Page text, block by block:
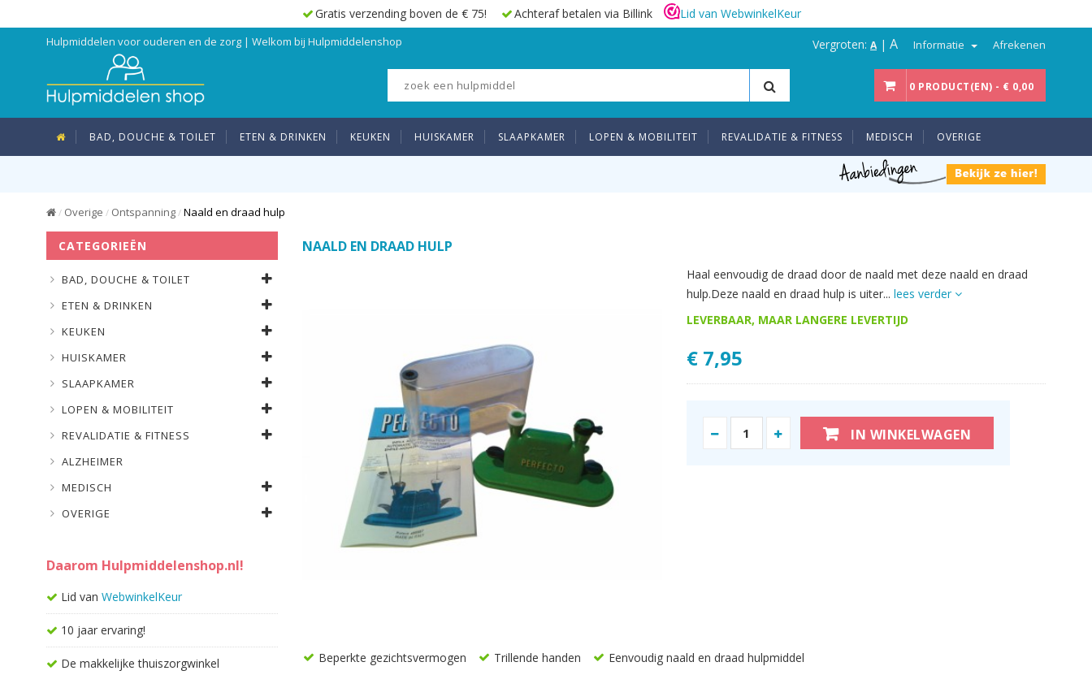
Gratis verzending boven de € 75! Achteraf betalen via Billink Lid van WebwinkelKeur
Hulpmiddelen voor ouderen en de zorg | Welkom bij Hulpmiddelenshop Vergroten: A| A Informatie Afrekenen
0 PRODUCT(EN) - € 0,00
BAD, DOUCHE & TOILET ETEN & DRINKEN KEUKEN HUISKAMER SLAAPKAMER LOPEN & MOBILITEIT REVALIDATIE & FITNESS MEDISCH OVERIGE
/ Overige / Ontspanning / Naald en draad hulp
NAALD EN DRAAD HULP
Haal eenvoudig de draad door de naald met deze naald en draad
hulp.Deze naald en draad hulp is uiter... lees verder
LEVERBAAR, MAAR LANGERE LEVERTIJD
€ 7,95
IN WINKELWAGEN
Beperkte gezichtsvermogen Trillende handen Eenvoudig naald en draad hulpmiddel
CATEGORIEËN
BAD, DOUCHE & TOILET
ETEN & DRINKEN
KEUKEN
HUISKAMER
SLAAPKAMER
LOPEN & MOBILITEIT
REVALIDATIE & FITNESS
ALZHEIMER
MEDISCH
OVERIGE
Daarom Hulpmiddelenshop.nl!
Lid vanWebwinkelKeur
10 jaar ervaring!
De makkelijke thuiszorgwinkel